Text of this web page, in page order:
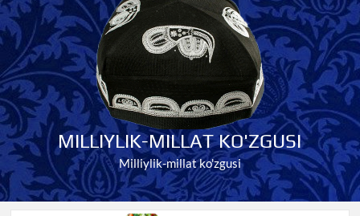
MILLIYLIK-MILLAT KO'ZGUSI
Milliylik-millat ko'zgusi